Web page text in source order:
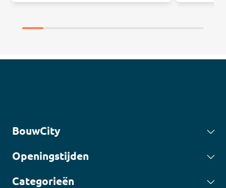
BouwCity
Openingstijden
Categorieën